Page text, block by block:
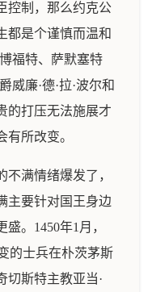
控制，那么约克公
都是个谨慎而温和
福特、萨默塞特
威廉·德·拉·波尔和
的打压无法施展才
所改变。
满情绪爆发了，
主要针对国王身边
。1450年1月，
的士兵在朴茨茅斯
切斯特主教亚当·